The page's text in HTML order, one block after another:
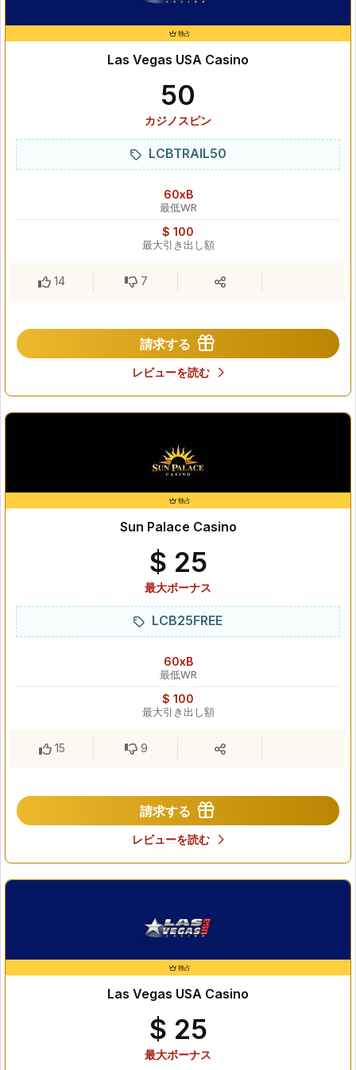
独占
Las Vegas USA Casino
50
カジノスピン
LCBTRAIL50
60xB
最低WR
$ 100
最大引き出し額
14 7
請求する
レビューを読む
独占
Sun Palace Casino
$ 25
最大ボーナス
LCB25FREE
60xB
最低WR
$ 100
最大引き出し額
15 9
請求する
レビューを読む
独占
Las Vegas USA Casino
$ 25
最大ボーナス